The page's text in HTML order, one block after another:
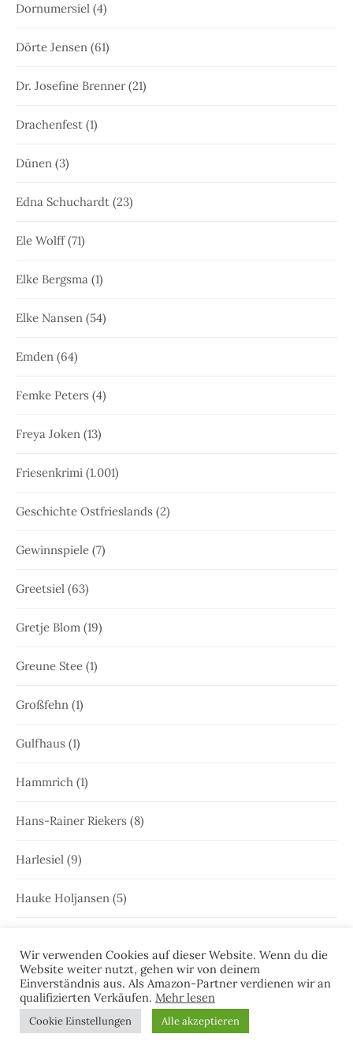
Dornumersiel (4)
Dörte Jensen (61)
Dr. Josefine Brenner(21)
Drachenfest (1)
Dünen (3)
Edna Schuchardt (23)
Ele Wolff(71)
Elke Bergsma (1)
Elke Nansen (54)
Emden (64)
Femke Peters (4)
Freya Joken (13)
Friesenkrimi (1.001)
Geschichte Ostfrieslands (2)
Gewinnspiele (7)
Greetsiel (63)
Gretje Blom (19)
Greune Stee (1)
Großfehn (1)
Gulfhaus (1)
Hammrich (1)
Hans-Rainer Riekers (8)
Harlesiel (9)
Hauke Holjansen (5)
Henriette Honig (12)
Heringstage (1)
Wir verwenden Cookies auf dieser Website. Wenn du die
Website weiter nutzt, gehen wir von deinem
Einverständnis aus. Als Amazon-Partner verdienen wir an
qualifizierten Verkäufen. Mehr lesen
Cookie Einstellungen Alle akzeptieren